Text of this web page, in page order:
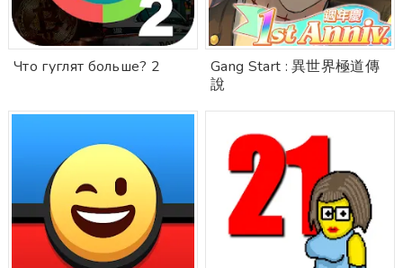
Что гуглят больше? 2
Gang Start : 異世界極道傳
說